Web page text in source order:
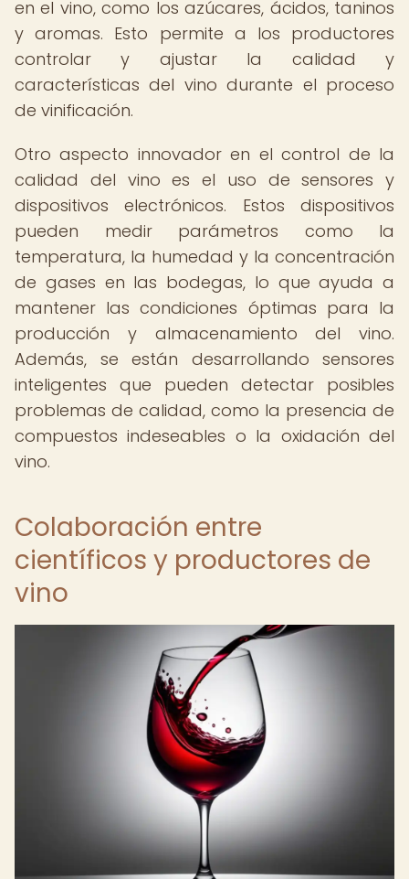
en el vino, como los azúcares, ácidos, taninos
y aromas. Esto permite a los productores
controlar y ajustar la calidad y
características del vino durante el proceso
de vinificación.
Otro aspecto innovador en el control de la
calidad del vino es el uso de sensores y
dispositivos electrónicos. Estos dispositivos
pueden medir parámetros como la
temperatura, la humedad y la concentración
de gases en las bodegas, lo que ayuda a
mantener las condiciones óptimas para la
producción y almacenamiento del vino.
Además, se están desarrollando sensores
inteligentes que pueden detectar posibles
problemas de calidad, como la presencia de
compuestos indeseables o la oxidación del
vino.
Colaboración entre
científicos y productores de
vino